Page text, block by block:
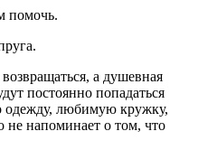
помочь.
а душевная
постоянно попадаться
одежду, любимую кружку,
напоминает о том, что